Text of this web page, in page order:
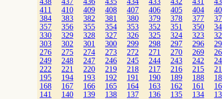
411
410 409 408 407 406 405 404
384
383 382 381 380 379 378 377
357
356 355 354 353 352 351 350
330
329 328 327 326 325 324 323
303
302 301 300 299 298 297 296
276
275 274 273 272 271 270 269
249
248 247 246 245 244 243 242
222
221 220 219 218 217 216 215
195
194 193 192 191 190 189 188
168
167 166 165 164 163 162 161
141
140 139 138 137 136 135 134